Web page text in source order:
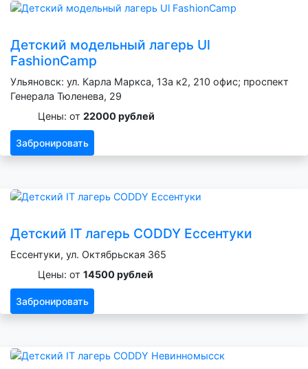
Детский модельный лагерь Ul
FashionCamp
Ульяновск: ул. Карла Маркса, 13а к2, 210 офис; проспект
Генерала Тюленева, 29
Цены: от 22000 рублей
Забронировать
Детский IT лагерь CODDY Ессентуки
Ессентуки, ул. Октябрьская 365
Цены: от 14500 рублей
Забронировать